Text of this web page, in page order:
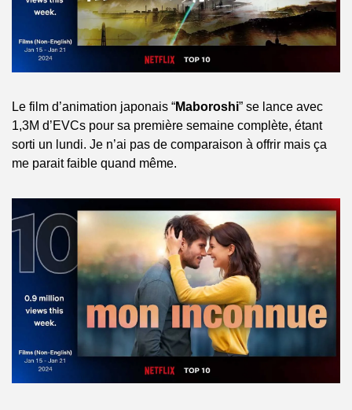
Le film d’animation japonais “Maboroshi” se lance avec
1,3M d’EVCs pour sa première semaine complète, étant
sorti un lundi. Je n’ai pas de comparaison à offrir mais ça
me parait faible quand même.